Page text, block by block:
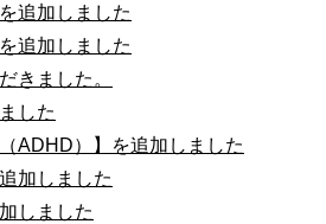
追加しました
追加しました
きました。
した
ADHD）】を追加しました
加しました
しました